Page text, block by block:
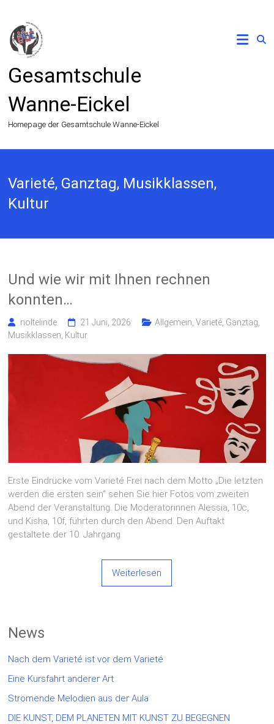
springen
Gesamtschule
Wanne-Eickel
Homepage der Gesamtschule Wanne-Eickel
Varieté, Ganztag, Musikklassen,
Kultur
Und wie wir mit Ihnen rechnen
konnten…
noltelinde 21 Juni, 2026 Allgemein ,Varieté, Ganztag,
Musikklassen, Kultur
Erste Eindrücke vom Varieté Frei nach dem Motto „Die letzten
werden die ersten sein“ sehen Sie hier Fotos vom zweiten
Abend der Veranstaltung. Die Moderatorinnen Alessia, 10c,
und Kisha, 10f, führten durch den Abend. Den Auftakt
gestaltete der 10. Jahrgang
Weiterlesen
News
Nach dem Varieté ist vor dem Varieté
Eine Kursfahrt anderer Art
Strömende Melodien aus der Aula
DIE KUNST, DEM PLANETEN MIT KUNST ZU BEGEGNEN